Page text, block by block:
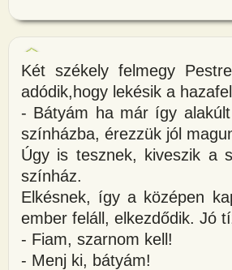
Két székely felmegy
adódik,hogy lekésik a
- Bátyám ha már így
színházba, érezzük jól
Úgy is tesznek, kiveszik a
színház.
Elkésnek, így a középen
ember feláll, elkezdődik. Jó
- Fiam, szarnom kell!
- Menj ki, bátyám!